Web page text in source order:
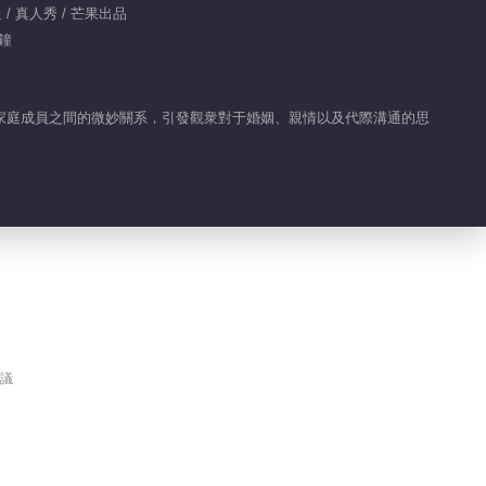
/ 真人秀 / 芒果出品
成員之間的微妙關系，引發觀衆對于婚姻、親情以及代際溝通的思